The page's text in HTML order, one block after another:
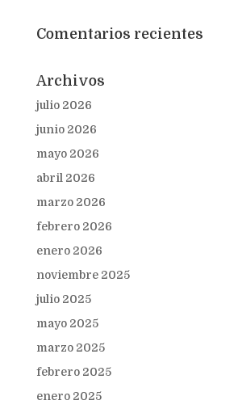
Comentarios recientes
Archivos
julio 2026
junio 2026
mayo 2026
abril 2026
marzo 2026
febrero 2026
enero 2026
noviembre 2025
julio 2025
mayo 2025
marzo 2025
febrero 2025
enero 2025